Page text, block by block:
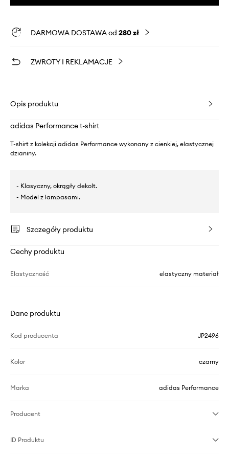
DARMOWA DOSTAWA od 280 zł
ZWROTY I REKLAMACJE
Opis produktu
adidas Performance t-shirt
T-shirt z kolekcji adidas Performance wykonany z cienkiej, elastycznej
dzianiny.
- Klasyczny, okrągły dekolt.
- Model z lampasami.
Szczegóły produktu
Cechy produktu
Elastyczność elastyczny materiał
Dane produktu
Kod producenta JP2496
Kolor czarny
Marka adidas Performance
Producent
ID Produktu